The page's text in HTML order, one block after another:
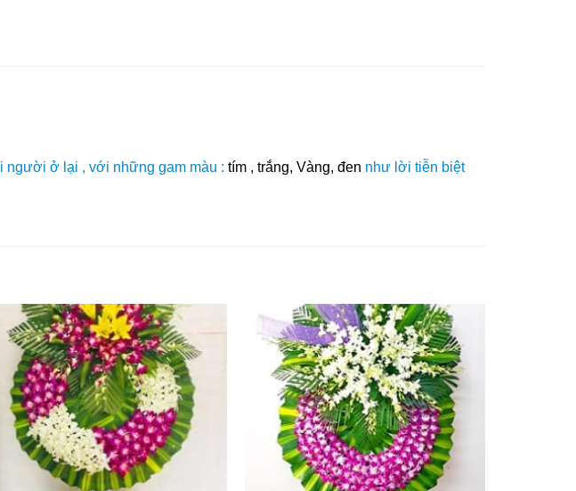
người ở lại , với những gam màu : tím , trắng, Vàng, đen như lời tiễn biệt
Yêu
Thich
Yêu
Thich